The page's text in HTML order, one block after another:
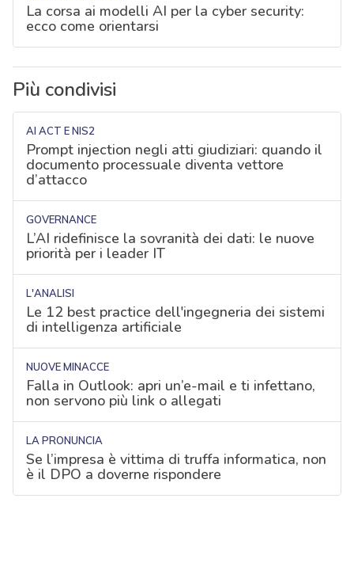
La corsa ai modelli AI per la cyber security:
ecco come orientarsi
Più condivisi
AI ACT E NIS2
Prompt injection negli atti giudiziari: quando il
documento processuale diventa vettore
d’attacco
GOVERNANCE
L’AI ridefinisce la sovranità dei dati: le nuove
priorità per i leader IT
L'ANALISI
Le 12 best practice dell'ingegneria dei sistemi
di intelligenza artificiale
NUOVE MINACCE
Falla in Outlook: apri un’e-mail e ti infettano,
non servono più link o allegati
LA PRONUNCIA
Se l’impresa è vittima di truffa informatica, non
è il DPO a doverne rispondere